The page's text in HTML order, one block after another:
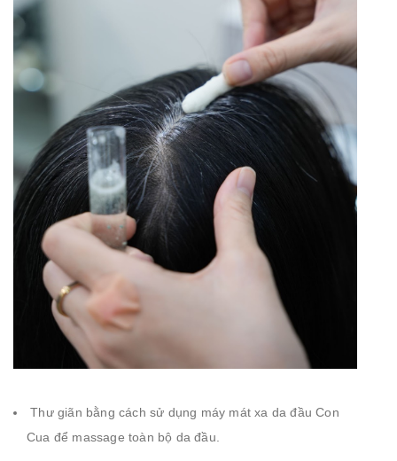
Thư giãn bằng cách sử dụng máy mát xa da đầu Con
Cua để massage toàn bộ da đầu.